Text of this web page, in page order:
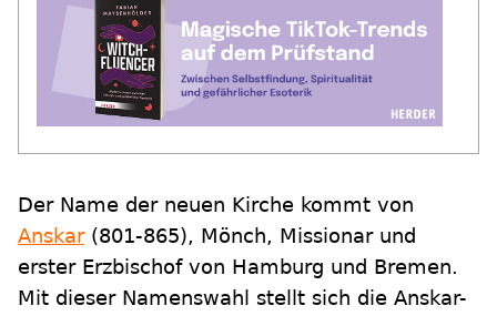
Der Name der neuen Kirche kommt von
Anskar(801-865), Mönch, Missionar und
erster Erzbischof von Hamburg und Bremen.
Mit dieser Namenswahl stellt sich die Anskar-